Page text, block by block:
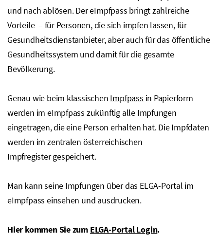
und nach ablösen. Der eImpfpass bringt zahlreiche
Vorteile – für Personen, die sich impfen lassen, für
Gesundheitsdienstanbieter, aber auch für das öffentliche
Gesundheitssystem und damit für die gesamte
Bevölkerung.
Genau wie beim klassischen Impfpass in Papierform
werden im eImpfpass zukünftig alle Impfungen
eingetragen, die eine Person erhalten hat. Die Impfdaten
werden im zentralen österreichischen
Impfregister gespeichert.
Man kann seine Impfungen über das ELGA-Portal im
eImpfpass einsehen und ausdrucken.
Hier kommen Sie zum ELGA-Portal Login.